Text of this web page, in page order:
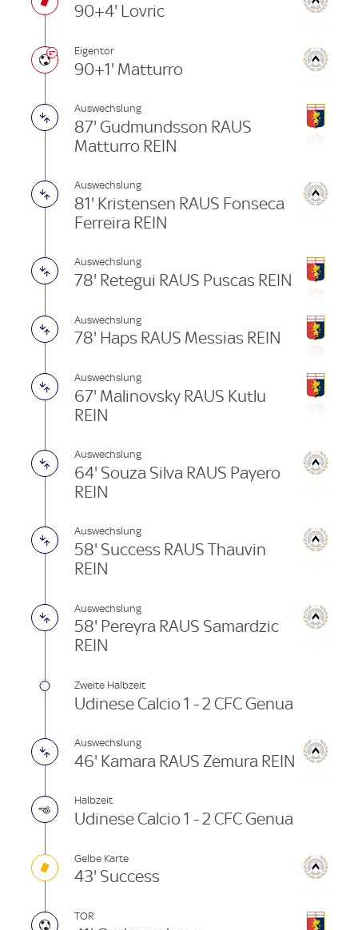
90+4' Lovric
Eigentor
90+1' Matturro
Auswechslung
87' Gudmundsson RAUS
Matturro REIN
Auswechslung
81' Kristensen RAUS Fonseca
Ferreira REIN
Auswechslung
78' Retegui RAUS Puscas REIN
Auswechslung
78' Haps RAUS Messias REIN
Auswechslung
67' Malinovsky RAUS Kutlu
REIN
Auswechslung
64' Souza Silva RAUS Payero
REIN
Auswechslung
58' Success RAUS Thauvin
REIN
Auswechslung
58' Pereyra RAUS Samardzic
REIN
Zweite Halbzeit
Udinese Calcio 1 - 2 CFC Genua
Auswechslung
46' Kamara RAUS Zemura REIN
Halbzeit
Udinese Calcio 1 - 2 CFC Genua
Gelbe Karte
43' Success
TOR